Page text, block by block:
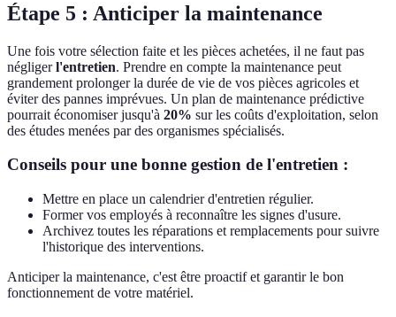
Étape 5 : Anticiper la maintenance
Une fois votre sélection faite et les pièces achetées, il ne faut pas
négligerl'entretien. Prendre en compte la maintenance peut
grandement prolonger la durée de vie de vos pièces agricoles et
éviter des pannes imprévues. Un plan de maintenance prédictive
pourrait économiser jusqu'à 20% sur les coûts d'exploitation, selon
des études menées par des organismes spécialisés.
Conseils pour une bonne gestion de l'entretien :
Mettre en place un calendrier d'entretien régulier.
Former vos employés à reconnaître les signes d'usure.
Archivez toutes les réparations et remplacements pour suivre
l'historique des interventions.
Anticiper la maintenance, c'est être proactif et garantir le bon
fonctionnement de votre matériel.